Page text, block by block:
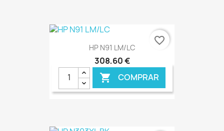
€ ONLINE
HP N91 LM/LC
308,60 €
 COMPRAR
favorite_border